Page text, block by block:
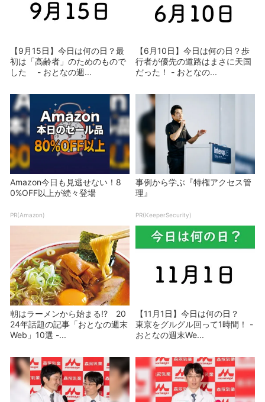
【9月15日】今日は何の日？最
初は「高齢者」のためのもので
した - おとなの週...
【6月10日】今日は何の日？歩
行者が優先の道路はまさに天国
だった！ - おとなの...
Amazon今日も見逃せない！8
0%OFF以上が続々登場
PR(Amazon)
事例から学ぶ『特権アクセス管
理』
PR(KeeperSecurity)
朝はラーメンから始まる!? 20
24年話題の記事「おとなの週末
Web」10選 -...
【11月1日】今日は何の日？
東京をグルグル回って1時間！ -
おとなの週末We...